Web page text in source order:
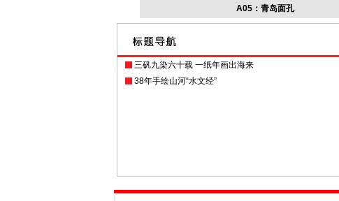
A05：青岛面孔
三矾九染六十载 一纸年画出海来
38年手绘山河“水文经”